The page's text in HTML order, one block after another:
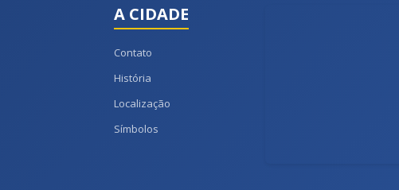
A CIDADE
Contato
História
Localização
Símbolos